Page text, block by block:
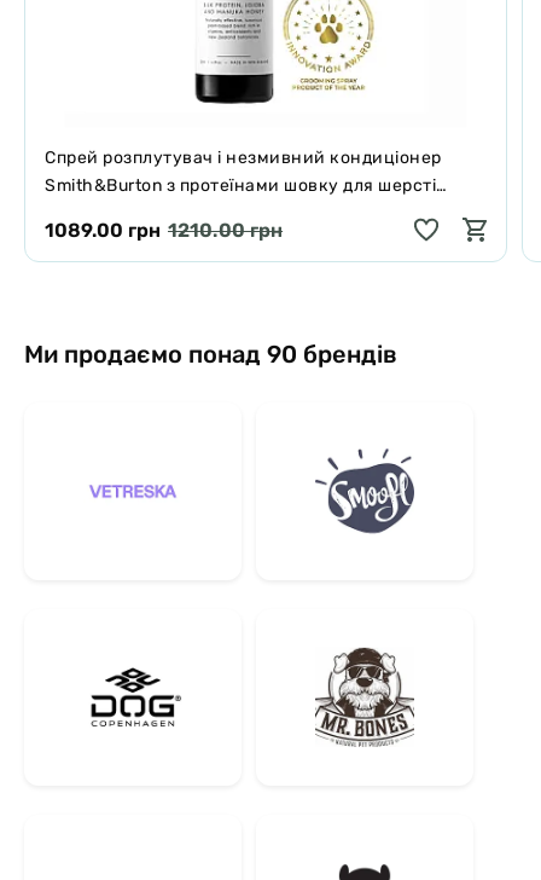
Спрей розплутувач і незмивний кондиціонер
Smith&Burton з протеїнами шовку для шерсті
1089.00 грн 1210.00 грн
Ми продаємо понад 90 брендів